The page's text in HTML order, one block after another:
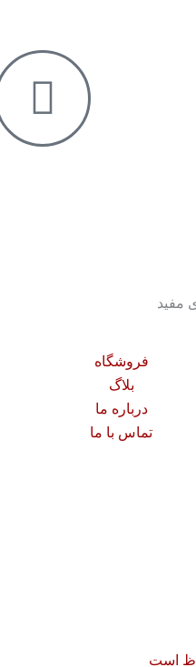
مفید
فروشگاه
بلاگ
درباره ما
تماس با ما
است